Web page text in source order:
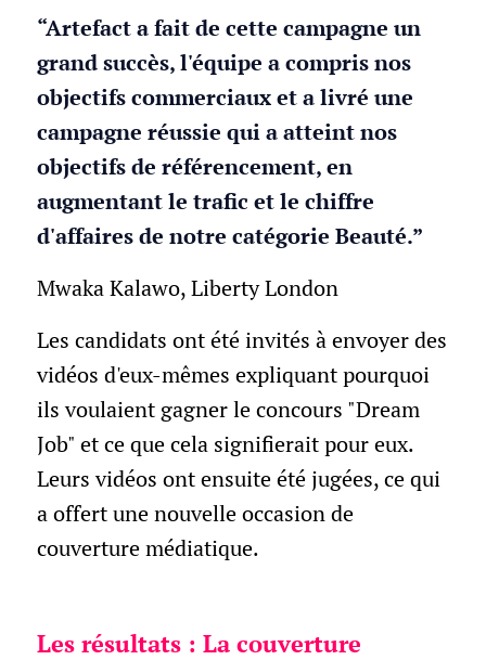
“Artefact a fait de cette campagne un
grand succès, l'équipe a compris nos
objectifs commerciaux et a livré une
campagne réussie qui a atteint nos
objectifs de référencement, en
augmentant le trafic et le chiffre
d'affaires de notre catégorie Beauté.”
Mwaka Kalawo, Liberty London
Les candidats ont été invités à envoyer des
vidéos d'eux-mêmes expliquant pourquoi
ils voulaient gagner le concours "Dream
Job" et ce que cela signifierait pour eux.
Leurs vidéos ont ensuite été jugées, ce qui
a offert une nouvelle occasion de
couverture médiatique.
Les résultats : La couverture